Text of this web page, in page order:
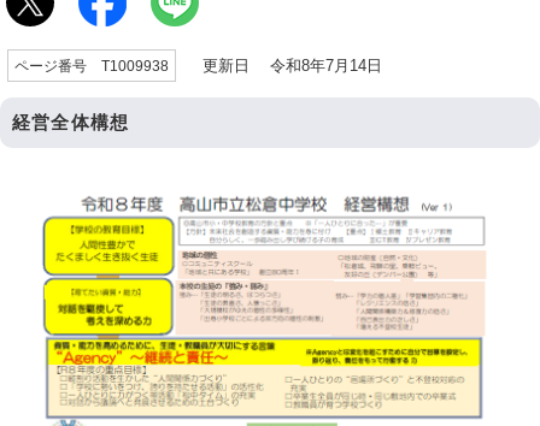
ページ番号 T1009938 更新日 令和8年7月14日
経営全体構想